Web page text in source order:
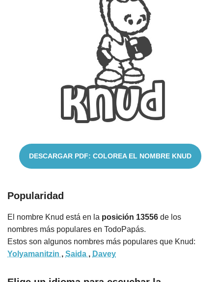
DESCARGAR PDF: COLOREA EL NOMBRE KNUD
Popularidad
El nombre Knud está en la posición 13556 de los
nombres más populares en TodoPapás.
Estos son algunos nombres más populares que Knud:
Yolyamanitzin , Saida , Davey